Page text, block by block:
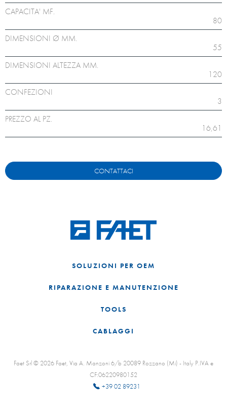
CAPACITA' MF.
80
DIMENSIONI Ø MM.
55
DIMENSIONI ALTEZZA MM.
120
CONFEZIONI
3
PREZZO AL PZ.
16,61
CONTATTACI
SOLUZIONI PER OEM
RIPARAZIONE E MANUTENZIONE
TOOLS
CABLAGGI
Faet Srl © 2026 Faet, Via A. Manzoni 6/b 20089 Rozzano (Mi) - Italy P.IVA e
CF:06220980152
+39 02 89231